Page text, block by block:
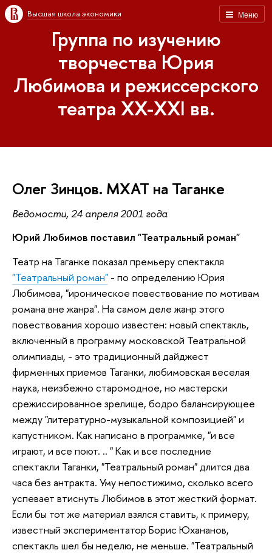
Меню
Высшая школа экономики
Группа по изучению
творчества Юрия
Любимова и режиссерского
театра XX-XXI вв.
Олег Зинцов. МХАТ на Таганке
Ведомости, 24 апреля 2001 года
Юрий Любимов поставил "Театральный роман"
Театр на Таганке показал премьеру спектакля
"Театральный роман" - по определению Юрия
Любимова, "ироническое повествование по мотивам
романа вне жанра". На самом деле жанр этого
повествования хорошо известен: новый спектакль,
включенный в программу московской Театральной
олимпиады, - это традиционный дайджест
фирменных приемов Таганки, любимовская веселая
наука, неизбежно старомодное, но мастерски
срежиссированное зрелище, бодро балансирующее
между "литературно-музыкальной композицией" и
капустником. Как написано в программке, "и все
играют, и все поют. .. " Как и все последние
спектакли Таганки, "Театральный роман" длится два
часа без антракта. Уму непостижимо, сколько всего
успевает втиснуть Любимов в этот жесткий формат.
Если бы тот же материал взялся ставить, к примеру,
известный экспериментатор Борис Юхананов,
спектакль шел бы неделю, не меньше. "Театральный